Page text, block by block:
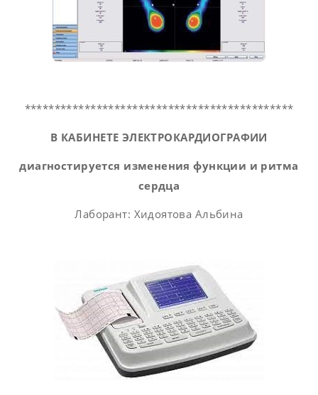
*********************************************
В КАБИНЕТЕ ЭЛЕКТРОКАРДИОГРАФИИ
диагностируется изменения функции и ритма
сердца
Лаборант: Хидоятова Альбина